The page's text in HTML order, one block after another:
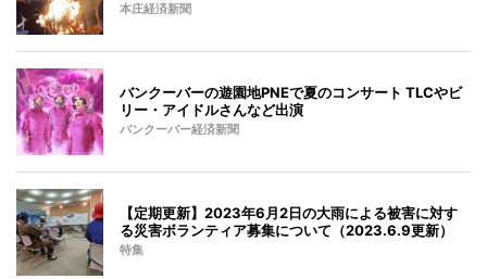
本庄経済新聞
バンクーバーの遊園地PNEで夏のコンサート TLCやビ
リー・アイドルさんなど出演
バンクーバー経済新聞
【定期更新】2023年6月2日の大雨による被害に対す
る災害ボランティア募集について（2023.6.9更新）
特集